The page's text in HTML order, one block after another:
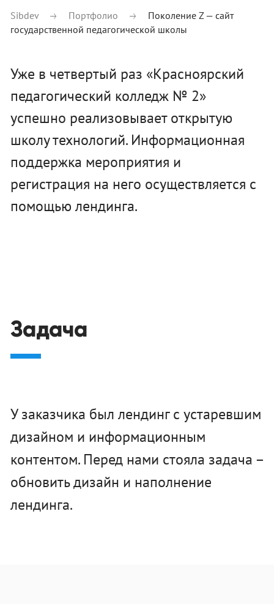
Sibdev Портфолио
Поколение Z — сайт
государственной педагогической школы
Уже в четвертый раз «Красноярский
педагогический колледж № 2»
успешно реализовывает открытую
школу технологий. Информационная
поддержка мероприятия и
регистрация на него осуществляется с
помощью лендинга.
Задача
У заказчика был лендинг с устаревшим
дизайном и информационным
контентом. Перед нами стояла задача –
обновить дизайн и наполнение
лендинга.